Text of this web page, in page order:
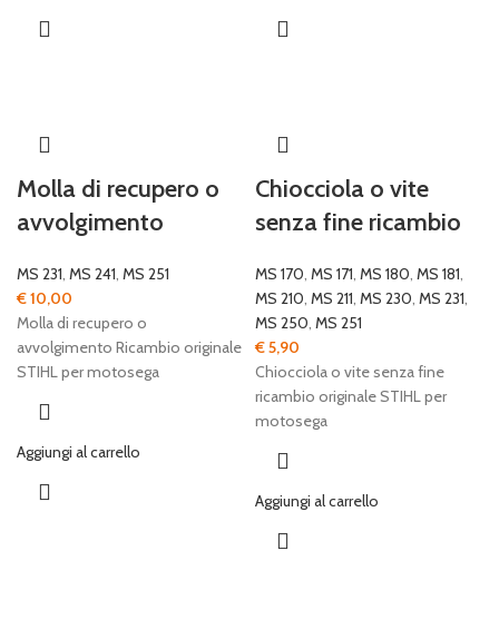
Molla di recupero o
avvolgimento
MS 231, MS 241, MS 251
€10,00
Molla di recupero o
avvolgimento Ricambio originale
STIHL per motosega
Aggiungi al carrello
Chiocciola o vite
senza fine ricambio
MS 170, MS 171, MS 180, MS 181,
MS 210, MS 211, MS 230, MS 231,
MS 250, MS 251
€5,90
Chiocciola o vite senza fine
ricambio originale STIHL per
motosega
Aggiungi al carrello